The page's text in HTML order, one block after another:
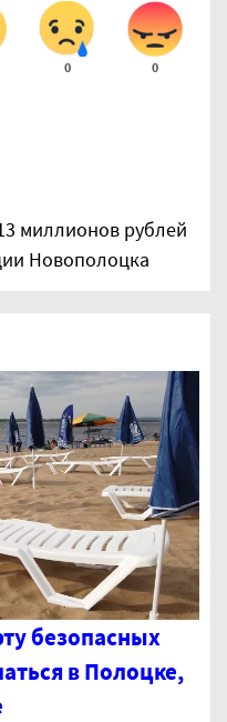
0 0
миллионов рублей
Новополоцка
безопасных
в Полоцке,